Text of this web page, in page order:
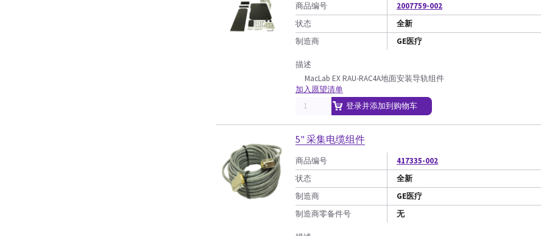
商品编号
2007759-002
状态
全新
制造商
GE医疗
描述
MacLab EX RAU-RAC4A地面安装导轨组件
加入愿望清单
登录并添加到购物车
5" 采集电缆组件
商品编号
417335-002
状态
全新
制造商
GE医疗
制造商零备件号
无